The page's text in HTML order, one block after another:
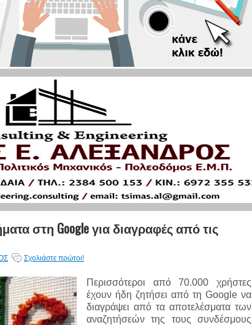
στη Google για διαγραφές από τις
Σχολιάστε πρώτοι!
Περισσότεροι από 70.000 χρήστες
έχουν ήδη ζητήσει από τη Google να
διαγράψει από τα αποτελέσματα των
αναζητήσεών της τους συνδέσμους